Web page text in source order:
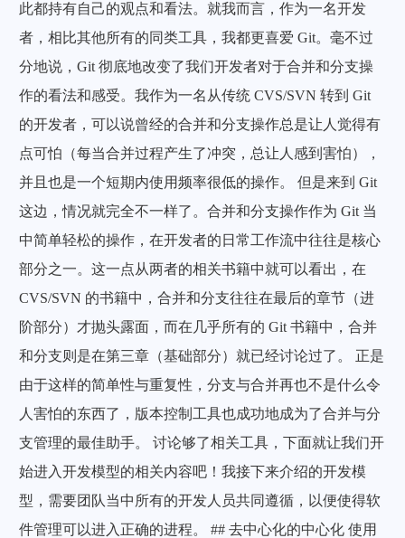
此都持有自己的观点和看法。就我而言，作为一名开发
者，相比其他所有的同类工具，我都更喜爱 Git。毫不过
分地说，Git 彻底地改变了我们开发者对于合并和分支操
作的看法和感受。我作为一名从传统 CVS/SVN 转到 Git
的开发者，可以说曾经的合并和分支操作总是让人觉得有
点可怕（每当合并过程产生了冲突，总让人感到害怕），
并且也是一个短期内使用频率很低的操作。 但是来到 Git
这边，情况就完全不一样了。合并和分支操作作为 Git 当
中简单轻松的操作，在开发者的日常工作流中往往是核心
部分之一。这一点从两者的相关书籍中就可以看出，在
CVS/SVN 的书籍中，合并和分支往往在最后的章节（进
阶部分）才抛头露面，而在几乎所有的 Git 书籍中，合并
和分支则是在第三章（基础部分）就已经讨论过了。 正是
由于这样的简单性与重复性，分支与合并再也不是什么令
人害怕的东西了，版本控制工具也成功地成为了合并与分
支管理的最佳助手。 讨论够了相关工具，下面就让我们开
始进入开发模型的相关内容吧！我接下来介绍的开发模
型，需要团队当中所有的开发人员共同遵循，以便使得软
件管理可以进入正确的进程。 ## 去中心化的中心化 使用